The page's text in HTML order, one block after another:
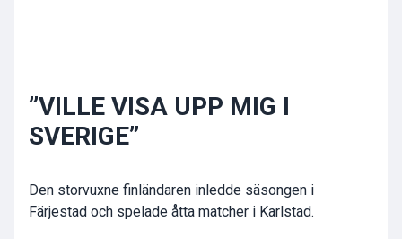
”VILLE VISA UPP MIG I
SVERIGE”
Den storvuxne finländaren inledde säsongen i
Färjestad och spelade åtta matcher i Karlstad.